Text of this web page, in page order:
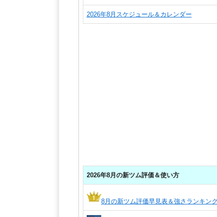
2026年8月スケジュール＆カレンダー
2026年8月の新ツム評価＆使い方
8月の新ツム評価早見表＆強さランキン